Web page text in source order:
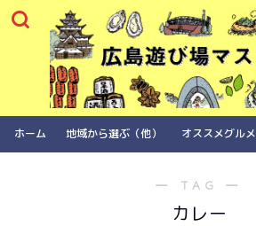
ホーム 地域から選ぶ（他） オススメグルメ
― TAG ―
カレー